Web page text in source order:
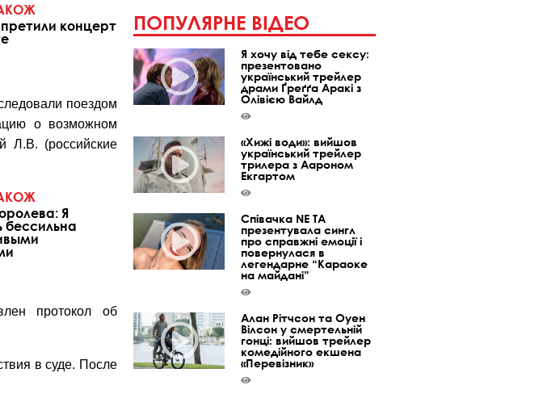
концерт
поездом
о возможном
(российские
Я
бессильна
протокол об
в суде. После
ПОПУЛЯРНЕ ВІДЕО
Я хочу від тебе сексу:
презентовано
український трейлер
драми Ґреґґа Аракі з
Олівією Вайлд
«Хижі води»: вийшов
український трейлер
трилера з Аароном
Екгартом
Співачка NE TA
презентувала сингл
про справжні емоції і
повернулася в
легендарне “Караоке
на майдані”
Алан Рітчсон та Оуен
Вілсон у смертельній
гонці: вийшов трейлер
комедійного екшена
«Перевізник»